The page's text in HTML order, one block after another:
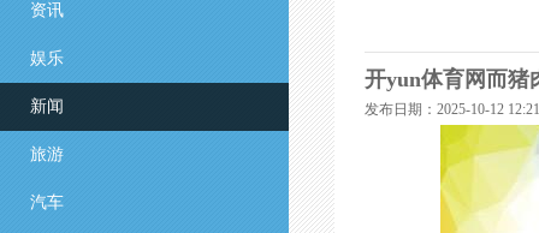
资讯
娱乐
新闻
旅游
汽车
开yun体育网而猪
发布日期：2025-10-12